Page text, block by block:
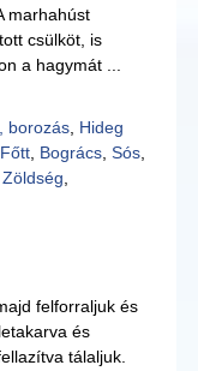
marhahúst
csülköt, is
a hagymát ...
borozás, Hideg
Főtt, Bogrács, Sós,
Zöldség
felforraljuk és
és
tálaljuk.